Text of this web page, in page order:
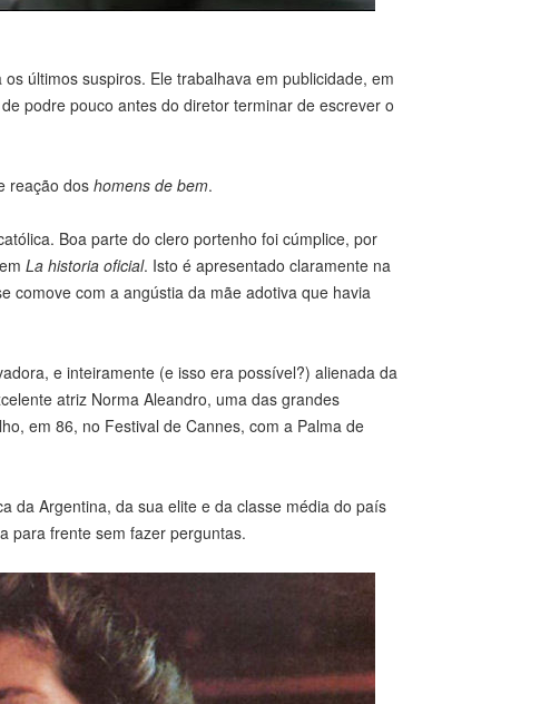
últimos suspiros. Ele trabalhava em publicidade, em
podre pouco antes do diretor terminar de escrever o
reação dos homens de bem.
Boa parte do clero portenho foi cúmplice, por
La historia oficial. Isto é apresentado claramente na
comove com a angústia da mãe adotiva que havia
e inteiramente (e isso era possível?) alienada da
atriz Norma Aleandro, uma das grandes
em 86, no Festival de Cannes, com a Palma de
da Argentina, da sua elite e da classe média do país
para frente sem fazer perguntas.